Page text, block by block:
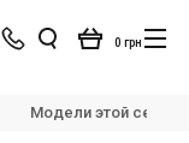
0 грн
Модели этой серии